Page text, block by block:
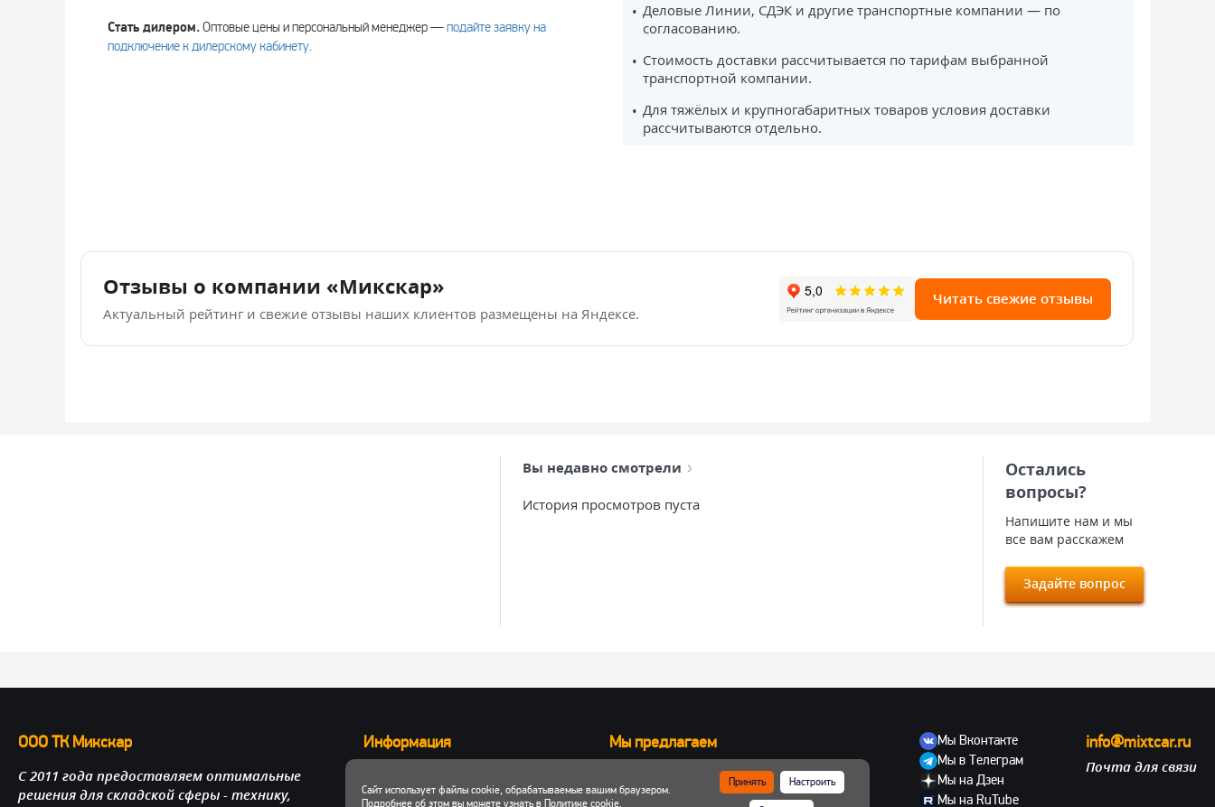
Стать дилером.Оптовые цены и персональный менеджер —подайте заявку на
подключение к дилерскому кабинету.
Деловые Линии, СДЭК и другие транспортные компании — по
согласованию.
Стоимость доставки рассчитывается по тарифам выбранной
транспортной компании.
Для тяжёлых и крупногабаритных товаров условия доставки
рассчитываются отдельно.
Отзывы о компании «Микскар»
Актуальный рейтинг и свежие отзывы наших клиентов размещены на Яндексе.
Читать свежие отзывы
Вы недавно смотрели
История просмотров пуста
Остались
вопросы?
Напишите нам и мы
все вам расскажем
Задайте вопрос
ООО ТК Микскар
С 2011 года предоставляем оптимальные
решения для складской сферы - технику,
Информация
Доставка и оплата
Мы предлагаем
Запчасти для вилочных погрузчиков
Запчасти для двигателей
Мы Вконтакте
Мы в Телеграм
Мы на Дзен
Мы на RuTube
info@mixtcar.ru
Почта для связи
Сайт использует файлы cookie, обрабатываемые вашим браузером.
Подробнее об этом вы можете узнать в Политике cookie.
Принять Настроить